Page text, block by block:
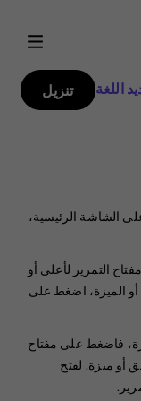
اللغة تنزيل
الشاشة الرئيسية،
التمرير لأعلى أو
أو الميزة، اضغط على
فاضغط على مفتاح
أو ميزة. لفتح